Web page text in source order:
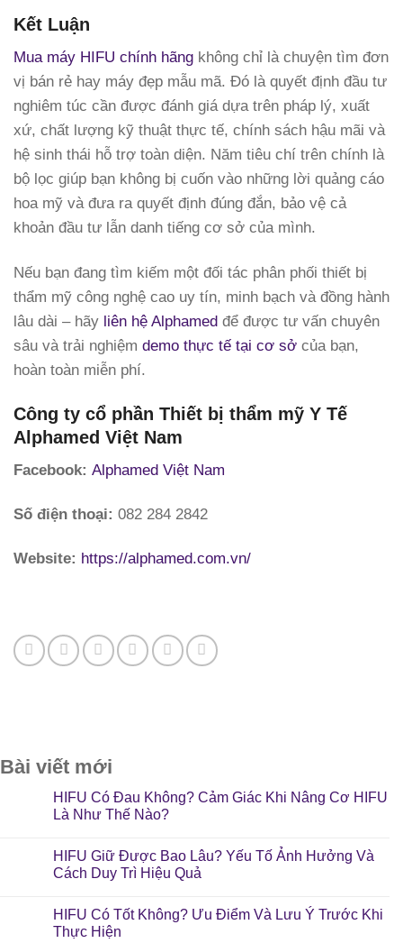
Kết Luận
Mua máy HIFU chính hãng không chỉ là chuyện tìm đơn
vị bán rẻ hay máy đẹp mẫu mã. Đó là quyết định đầu tư
nghiêm túc cần được đánh giá dựa trên pháp lý, xuất
xứ, chất lượng kỹ thuật thực tế, chính sách hậu mãi và
hệ sinh thái hỗ trợ toàn diện. Năm tiêu chí trên chính là
bộ lọc giúp bạn không bị cuốn vào những lời quảng cáo
hoa mỹ và đưa ra quyết định đúng đắn, bảo vệ cả
khoản đầu tư lẫn danh tiếng cơ sở của mình.
Nếu bạn đang tìm kiếm một đối tác phân phối thiết bị
thẩm mỹ công nghệ cao uy tín, minh bạch và đồng hành
lâu dài – hãy liên hệ Alphamed để được tư vấn chuyên
sâu và trải nghiệm demo thực tế tại cơ sở của bạn,
hoàn toàn miễn phí.
Công ty cổ phần Thiết bị thẩm mỹ Y Tế
Alphamed Việt Nam
Facebook: Alphamed Việt Nam
Số điện thoại: 082 284 2842
Website: https://alphamed.com.vn/
Bài viết mới
HIFU Có Đau Không? Cảm Giác Khi Nâng Cơ HIFU
Là Như Thế Nào?
HIFU Giữ Được Bao Lâu? Yếu Tố Ảnh Hưởng Và
Cách Duy Trì Hiệu Quả
HIFU Có Tốt Không? Ưu Điểm Và Lưu Ý Trước Khi
Thực Hiện